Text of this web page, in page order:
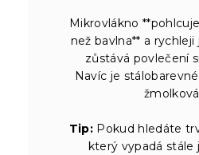
Mikrovlákno
než bavlna** a
zůstává povlečení
Navíc je
Tip: Pokud hledáte
který vypadá stále